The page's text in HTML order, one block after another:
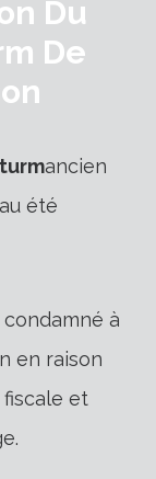
Du
De
ancien
été
à
en raison
fiscale et